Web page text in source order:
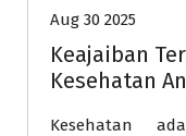
Aug 30 2025
Keajaiban
Kesehatan
Kesehatan